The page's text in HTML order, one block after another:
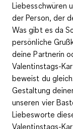
Liebesschwüren
der Person, der
Was gibt es da
persönliche
deine Partnerin
Valentinstags-
beweist du
Gestaltung
unseren vier
Liebesworte
Valentinstags-